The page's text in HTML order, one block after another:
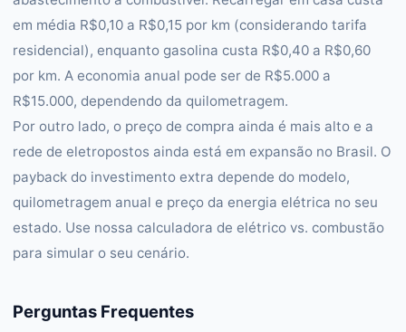
em média R$0,10 a R$0,15 por km (considerando tarifa
residencial), enquanto gasolina custa R$0,40 a R$0,60
por km. A economia anual pode ser de R$5.000 a
R$15.000, dependendo da quilometragem.
Por outro lado, o preço de compra ainda é mais alto e a
rede de eletropostos ainda está em expansão no Brasil. O
payback do investimento extra depende do modelo,
quilometragem anual e preço da energia elétrica no seu
estado. Use nossa calculadora de elétrico vs. combustão
para simular o seu cenário.
Perguntas Frequentes